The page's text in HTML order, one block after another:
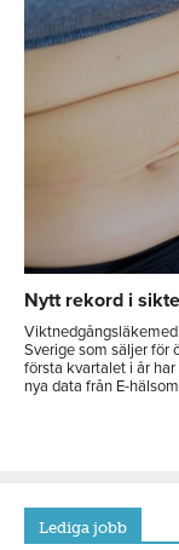
Nytt rekord i
Sverige som säljer för
första kvartalet i år
nya data från E-
Lediga jobb